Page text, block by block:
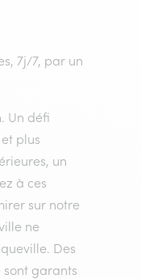
7j/7, par un
Un défi
plus
un
à ces
sur notre
ne
Des
garants